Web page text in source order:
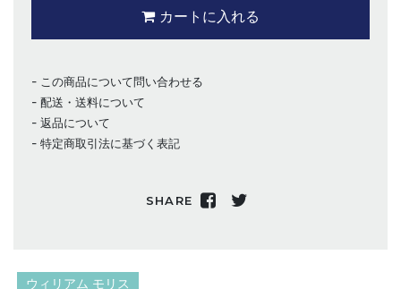
カートに入れる
この商品について問い合わせる
配送・送料について
返品について
特定商取引法に基づく表記
SHARE
ウィリアム モリス